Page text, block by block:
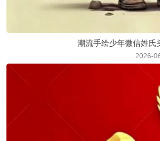
潮流手绘少年微信姓氏
2026-